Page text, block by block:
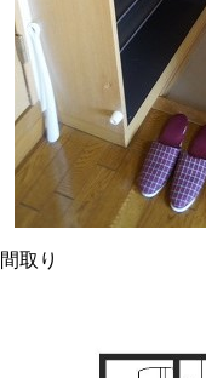
間取り